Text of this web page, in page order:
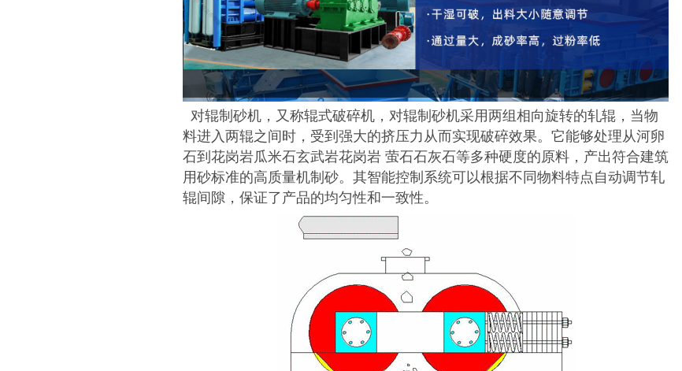
对辊制砂机，又称辊式破碎机，对辊制砂机采用两组相向旋转的轧辊，当物
料进入两辊之间时，受到强大的挤压力从而实现破碎效果。它能够处理从河卵
石到花岗岩瓜米石玄武岩花岗岩 萤石石灰石等多种硬度的原料，产出符合建筑
用砂标准的高质量机制砂。其智能控制系统可以根据不同物料特点自动调节轧
辊间隙，保证了产品的均匀性和一致性。